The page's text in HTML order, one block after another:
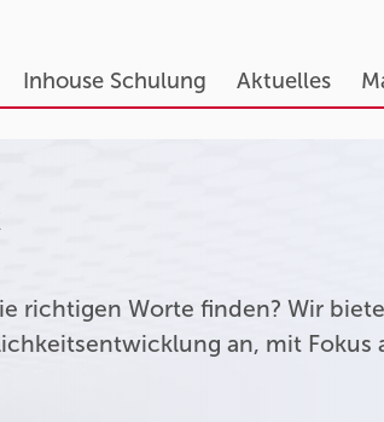
Inhouse Schulung Aktuelles
richtigen Worte finden? Wir
an, mit Fokus